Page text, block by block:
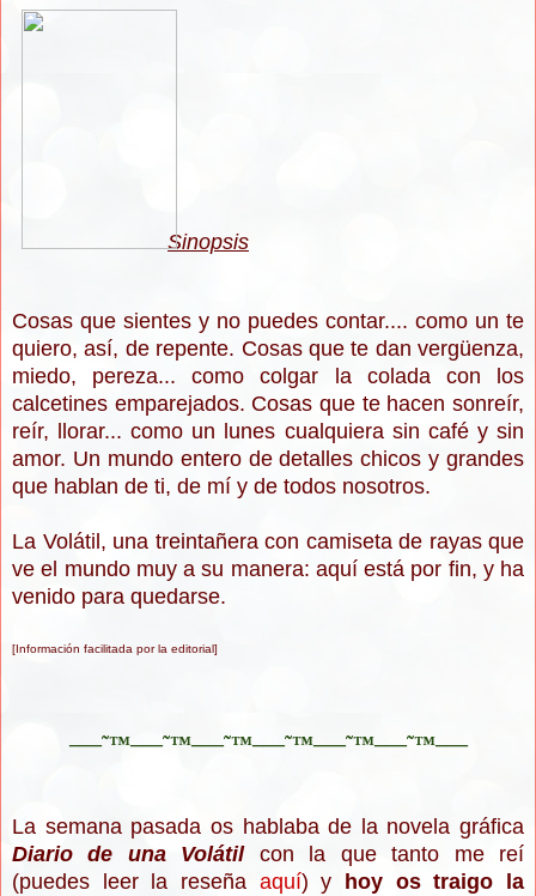
Sinopsis
Cosas que sientes y no puedes contar.... como un te
quiero, así, de repente. Cosas que te dan vergüenza,
miedo, pereza... como colgar la colada con los
calcetines emparejados. Cosas que te hacen sonreír,
reír, llorar... como un lunes cualquiera sin café y sin
amor. Un mundo entero de detalles chicos y grandes
que hablan de ti, de mí y de todos nosotros.
La Volátil, una treintañera con camiseta de rayas que
ve el mundo muy a su manera: aquí está por fin, y ha
venido para quedarse.
[Información facilitada por la editorial]
–—˜™–—˜™–—˜™–—˜™–—˜™–—˜™–—
La semana pasada os hablaba de la novela gráfica
Diario de una Volátilcon la que tanto me reí
(puedes leer la reseña aquí) y
hoy os traigo la